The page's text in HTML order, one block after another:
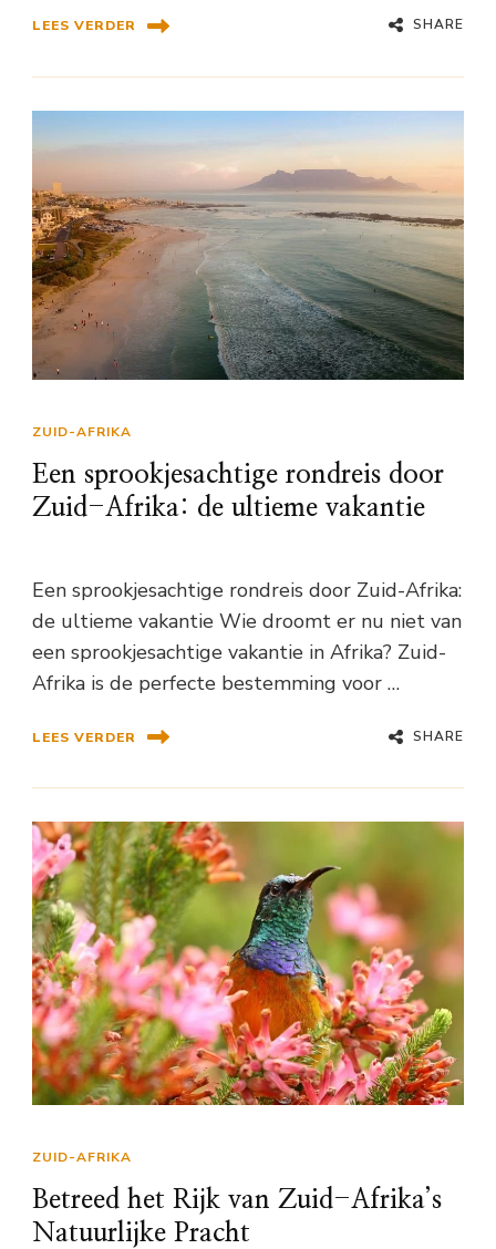
LEES VERDER SHARE
ZUID-AFRIKA
Een sprookjesachtige rondreis door
Zuid-Afrika: de ultieme vakantie
Een sprookjesachtige rondreis door Zuid-Afrika:
de ultieme vakantie Wie droomt er nu niet van
een sprookjesachtige vakantie in Afrika? Zuid-
Afrika is de perfecte bestemming voor …
LEES VERDER SHARE
ZUID-AFRIKA
Betreed het Rijk van Zuid-Afrika’s
Natuurlijke Pracht